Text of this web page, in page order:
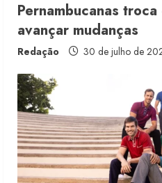
Pernambucanas
avançar mudanças
Redação 30 de julho de
2
Renata
Sou de
5 de